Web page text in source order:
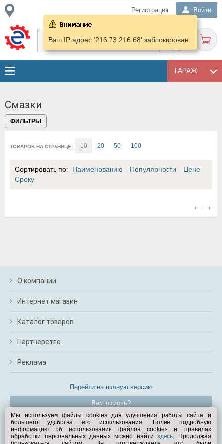
Регистрация Войти
ГАРАЖ
Ваш IP адрес '216.73.216.68' заблокирован.
Смазки
ФИЛЬТРЫ
ТОВАРОВ НА СТРАНИЦЕ: 10 20 50 100
Сортировать по: Наименованию Популярности
Цене
Сроку
← →
О компании
Интернет магазин
Каталог товаров
Партнерство
Реклама
Перейти на полную версию
Вам помочь?
© Exist.ru 1998—2026
Мы используем файлы cookies для улучшения работы сайта и
большего удобства его использования. Более подробную
информацию об использовании файлов cookies и правилах
обработки персональных данных можно найтиздесь. Продолжая